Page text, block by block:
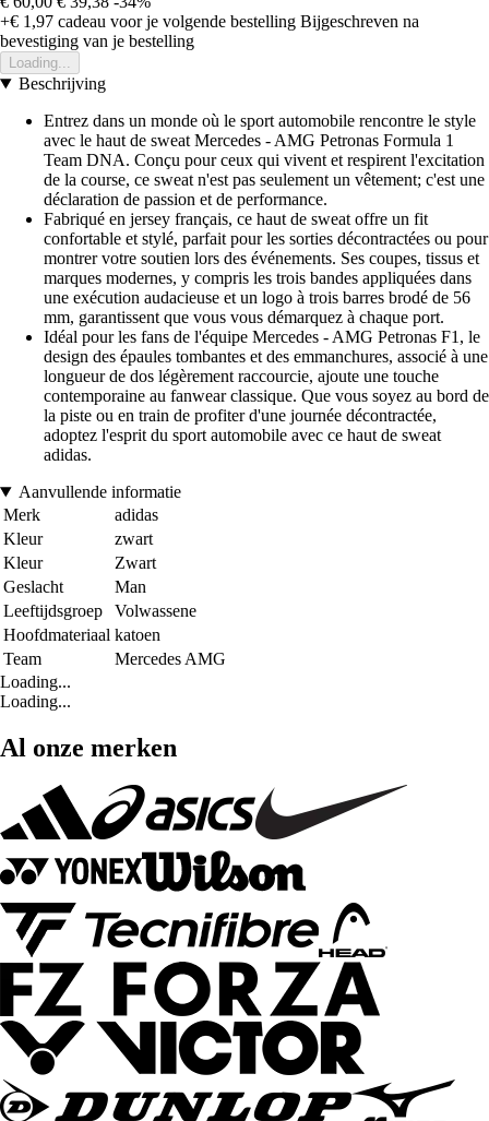
+€ 1,97 cadeau voor je volgende bestelling Bijgeschreven na
bevestiging van je bestelling
Loading...
Beschrijving
Entrez dans un monde où le sport automobile rencontre le style
avec le haut de sweat Mercedes - AMG Petronas Formula 1
Team DNA. Conçu pour ceux qui vivent et respirent l'excitation
de la course, ce sweat n'est pas seulement un vêtement; c'est une
déclaration de passion et de performance.
Fabriqué en jersey français, ce haut de sweat offre un fit
confortable et stylé, parfait pour les sorties décontractées ou pour
montrer votre soutien lors des événements. Ses coupes, tissus et
marques modernes, y compris les trois bandes appliquées dans
une exécution audacieuse et un logo à trois barres brodé de 56
mm, garantissent que vous vous démarquez à chaque port.
Idéal pour les fans de l'équipe Mercedes - AMG Petronas F1, le
design des épaules tombantes et des emmanchures, associé à une
longueur de dos légèrement raccourcie, ajoute une touche
contemporaine au fanwear classique. Que vous soyez au bord de
la piste ou en train de profiter d'une journée décontractée,
adoptez l'esprit du sport automobile avec ce haut de sweat
adidas.
Aanvullende informatie
Merk
adidas
Kleur
zwart
Kleur
Zwart
Geslacht
Man
Leeftijdsgroep
Volwassene
Hoofdmateriaal katoen
Team
Mercedes AMG
Loading...
Loading...
Al onze merken